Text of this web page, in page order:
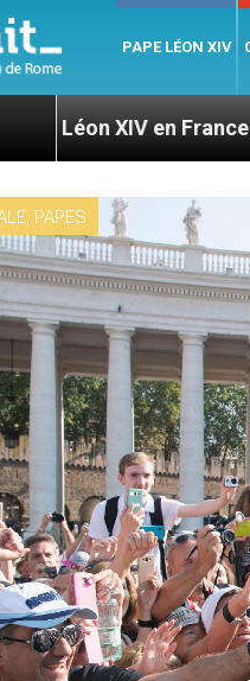
PAPE LÉON XIV
France : le
, PAPES